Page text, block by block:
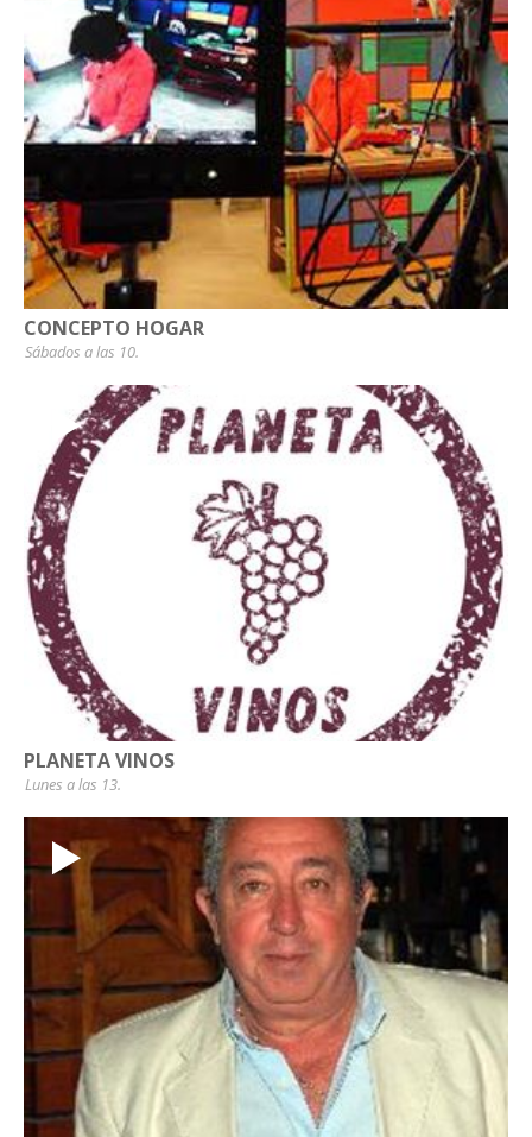
CONCEPTO HOGAR
Sábados a las 10.
PLANETA VINOS
Lunes a las 13.